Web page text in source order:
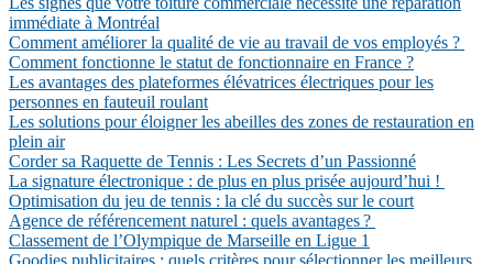
immédiate à Montréal
Comment améliorer la qualité de vie au travail de vos employés ?
Comment fonctionne le statut de fonctionnaire en France ?
Les avantages des plateformes élévatrices électriques pour les
personnes en fauteuil roulant
Les solutions pour éloigner les abeilles des zones de restauration en
plein air
Corder sa Raquette de Tennis : Les Secrets d’un Passionné
La signature électronique : de plus en plus prisée aujourd’hui !
Optimisation du jeu de tennis : la clé du succès sur le court
Agence de référencement naturel : quels avantages ?
Classement de l’Olympique de Marseille en Ligue 1
Goodies publicitaires : quels critères pour sélectionner les meilleurs